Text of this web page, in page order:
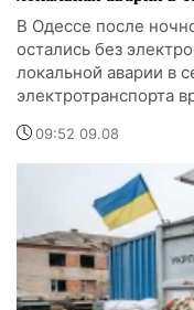
В Одессе после
остались без
локальной аварии в
электротранспорта
09:52 09.08